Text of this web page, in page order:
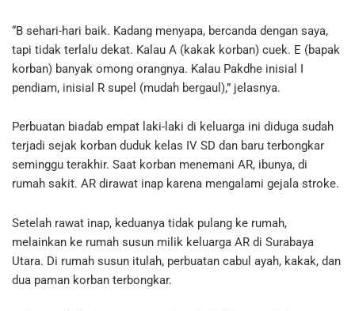
“B sehari-hari baik. Kadang menyapa, bercanda dengan saya,
tapi tidak terlalu dekat. Kalau A (kakak korban) cuek. E (bapak
korban) banyak omong orangnya. Kalau Pakdhe inisial I
pendiam, inisial R supel (mudah bergaul),” jelasnya.
Perbuatan biadab empat laki-laki di keluarga ini diduga sudah
terjadi sejak korban duduk kelas IV SD dan baru terbongkar
seminggu terakhir. Saat korban menemani AR, ibunya, di
rumah sakit. AR dirawat inap karena mengalami gejala stroke.
Setelah rawat inap, keduanya tidak pulang ke rumah,
melainkan ke rumah susun milik keluarga AR di Surabaya
Utara. Di rumah susun itulah, perbuatan cabul ayah, kakak, dan
dua paman korban terbongkar.